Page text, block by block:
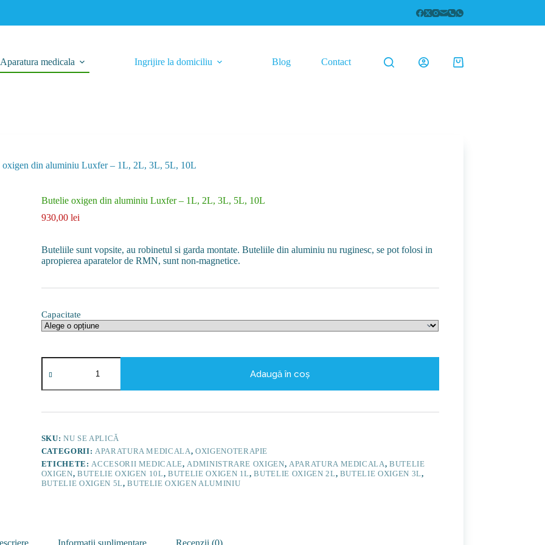
Aparatura medicala Ingrijire la domiciliu Blog Contact
Coș
oxigen din aluminiu Luxfer – 1L, 2L, 3L, 5L, 10L
Butelie oxigen din aluminiu Luxfer – 1L, 2L, 3L, 5L, 10L
930,00 lei
Buteliile sunt vopsite, au robinetul si garda montate. Buteliile din aluminiu nu ruginesc, se pot folosi in
apropierea aparatelor de RMN, sunt non-magnetice.
Capacitate
Cantitate
Butelie
din
Luxfer
1L,
2L,
3L,
5L,
10L
Adaugă în coș
SKU:NU SE APLICĂ
CATEGORII: APARATURA MEDICALA, OXIGENOTERAPIE
ETICHETE:ACCESORII MEDICALE,ADMINISTRARE OXIGEN,APARATURA MEDICALA,BUTELIE
OXIGEN,BUTELIE OXIGEN 10L,BUTELIE OXIGEN 1L,BUTELIE OXIGEN 2L, BUTELIE OXIGEN 3L,
BUTELIE OXIGEN 5L,BUTELIE OXIGEN ALUMINIU